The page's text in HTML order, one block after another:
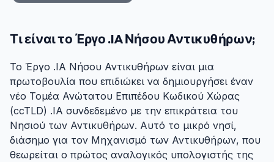
Τι είναι το Έργο .IA Νήσου Αντικυθήρων;
Το Έργο .IA Νήσου Αντικυθήρων είναι μια
πρωτοβουλία που επιδιώκει να δημιουργήσει έναν
νέο Τομέα Ανώτατου Επιπέδου Κωδικού Χώρας
(ccTLD) .IA συνδεδεμένο με την επικράτεια του
Νησιού των Αντικυθήρων. Αυτό το μικρό νησί,
διάσημο για τον Μηχανισμό των Αντικυθήρων, που
θεωρείται ο πρώτος αναλογικός υπολογιστής της